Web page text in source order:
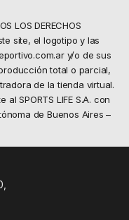
LOS DERECHOS
site, el logotipo y las
y/o de sus
total o parcial,
de la tienda virtual.
SPORTS LIFE S.A. con
de Buenos Aires –